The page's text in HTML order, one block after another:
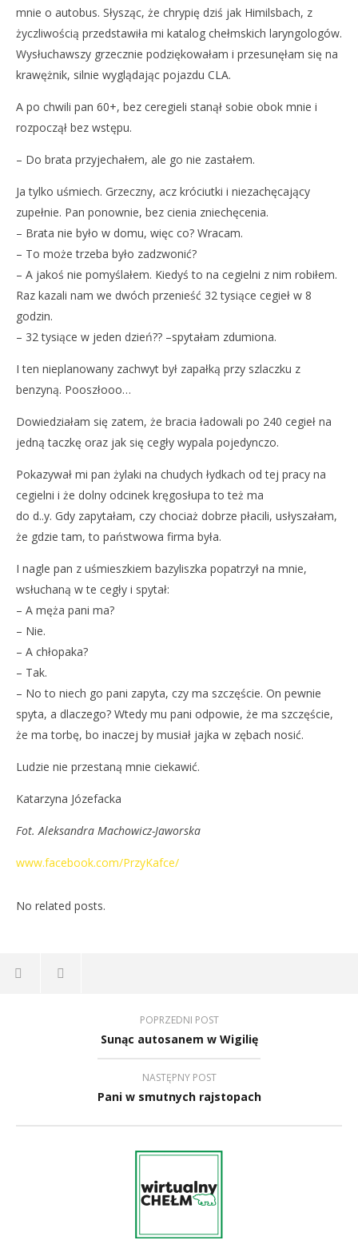
mnie o autobus. Słysząc, że chrypię dziś jak Himilsbach, z
życzliwością przedstawiła mi katalog chełmskich laryngologów.
Wysłuchawszy grzecznie podziękowałam i przesunęłam się na
krawężnik, silnie wyglądając pojazdu CLA.
A po chwili pan 60+, bez ceregieli stanął sobie obok mnie i
rozpoczął bez wstępu.
– Do brata przyjechałem, ale go nie zastałem.
Ja tylko uśmiech. Grzeczny, acz króciutki i niezachęcający
zupełnie. Pan ponownie, bez cienia zniechęcenia.
– Brata nie było w domu, więc co? Wracam.
– To może trzeba było zadzwonić?
– A jakoś nie pomyślałem. Kiedyś to na cegielni z nim robiłem.
Raz kazali nam we dwóch przenieść 32 tysiące cegieł w 8
godzin.
– 32 tysiące w jeden dzień?? –spytałam zdumiona.
I ten nieplanowany zachwyt był zapałką przy szlaczku z
benzyną. Pooszłooo…
Dowiedziałam się zatem, że bracia ładowali po 240 cegieł na
jedną taczkę oraz jak się cegły wypala pojedynczo.
Pokazywał mi pan żylaki na chudych łydkach od tej pracy na
cegielni i że dolny odcinek kręgosłupa to też ma
do d..y. Gdy zapytałam, czy chociaż dobrze płacili, usłyszałam,
że gdzie tam, to państwowa firma była.
I nagle pan z uśmieszkiem bazyliszka popatrzył na mnie,
wsłuchaną w te cegły i spytał:
– A męża pani ma?
– Nie.
– A chłopaka?
– Tak.
– No to niech go pani zapyta, czy ma szczęście. On pewnie
spyta, a dlaczego? Wtedy mu pani odpowie, że ma szczęście,
że ma torbę, bo inaczej by musiał jajka w zębach nosić.
Ludzie nie przestaną mnie ciekawić.
Katarzyna Józefacka
Fot. Aleksandra Machowicz-Jaworska
www.facebook.com/PrzyKafce/
No related posts.
POPRZEDNI POST
Sunąc autosanem w Wigilię
NASTĘPNY POST
Pani w smutnych rajstopach